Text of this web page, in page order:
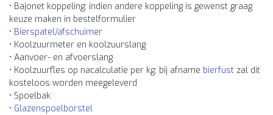
• Bajonet koppeling; indien andere koppeling is gewenst graag
keuze maken in bestelformulier
• Bierspatel/afschuimer
• Koolzuurmeter en koolzuurslang
• Aanvoer- en afvoerslang
• Koolzuurfles op nacalculatie per kg; bij afname bierfust zal dit
kosteloos worden meegeleverd
• Spoelbak
• Glazenspoelborstel